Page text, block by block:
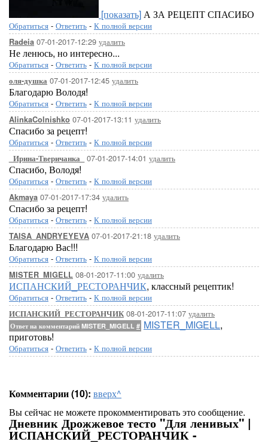
[показать]А ЗА РЕЦЕПТ СПАСИБО
Обратиться - Ответить - К полной версии
Radeia 07-01-2017-12:29 удалить
Не ленюсь, но интересно...
Обратиться - Ответить - К полной версии
оля-душка 07-01-2017-12:45 удалить
Благодарю Володя!
Обратиться - Ответить - К полной версии
AlinkaColnishko 07-01-2017-13:11 удалить
Спасибо за рецепт!
Обратиться - Ответить - К полной версии
_Ирина-Тверичанка_ 07-01-2017-14:01 удалить
Спасибо, Володя!
Обратиться - Ответить - К полной версии
Akmaya 07-01-2017-17:34 удалить
Спасибо за рецепт!
Обратиться - Ответить - К полной версии
TAISA_ANDRYEYEVA 07-01-2017-21:18 удалить
Благодарю Вас!!!
Обратиться - Ответить - К полной версии
MISTER_MIGELL 08-01-2017-11:00 удалить
ИСПАНСКИЙ_РЕСТОРАНЧИК, классный рецептик!
Обратиться - Ответить - К полной версии
ИСПАНСКИЙ_РЕСТОРАНЧИК08-01-2017-11:07 удалить
Ответ на комментарий MISTER_MIGELL # MISTER_MIGELL,
приготовь!
Обратиться - Ответить - К полной версии
Комментарии (10): вверх^
Вы сейчас не можете прокомментировать это сообщение.
Дневник Дрожжевое тесто "Для ленивых" |
ИСПАНСКИЙ_РЕСТОРАНЧИК -